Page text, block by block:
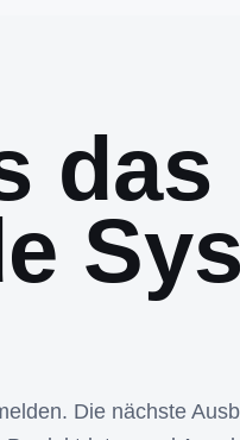
das
Die nächste